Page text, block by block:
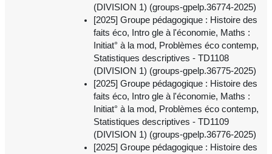
(DIVISION 1) (groups-gpelp.36774-2025)
[2025] Groupe pédagogique : Histoire des
faits éco, Intro gle à l'économie, Maths :
Initiat° à la mod, Problèmes éco contemp,
Statistiques descriptives - TD1108
(DIVISION 1) (groups-gpelp.36775-2025)
[2025] Groupe pédagogique : Histoire des
faits éco, Intro gle à l'économie, Maths :
Initiat° à la mod, Problèmes éco contemp,
Statistiques descriptives - TD1109
(DIVISION 1) (groups-gpelp.36776-2025)
[2025] Groupe pédagogique : Histoire des